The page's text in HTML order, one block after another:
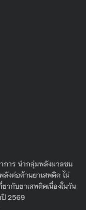
การ นำกลุ่มพลังมวลชน
ลังต่อต้านยาเสพติด ไม่
ยวกับยาเสพติดเนื่องในวัน
ปี 2569